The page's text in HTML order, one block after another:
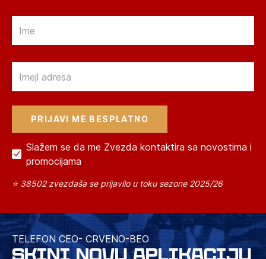
Slažem se da me Zvezda kontaktira sa novostima i
promocijama
⭐ 38502 zvezdaša se prijavilo u toku sezone 2025/26
TELEFON CEO- CRVENO-BEO
SKINI NOVU APLIKACIJU